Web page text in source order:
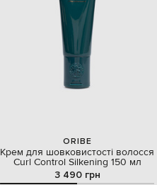
ORIBE
Крем для шовковистості волосся
Curl Control Silkening 150 мл
3 490 грн